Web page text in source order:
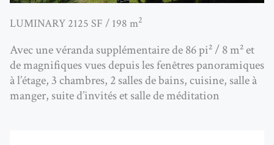
LUMINARY 2125 SF / 198 m2
Avec une véranda supplémentaire de 86 pi² / 8 m² et
de magnifiques vues depuis les fenêtres panoramiques
à l’étage, 3 chambres, 2 salles de bains, cuisine, salle à
manger, suite d’invités et salle de méditation